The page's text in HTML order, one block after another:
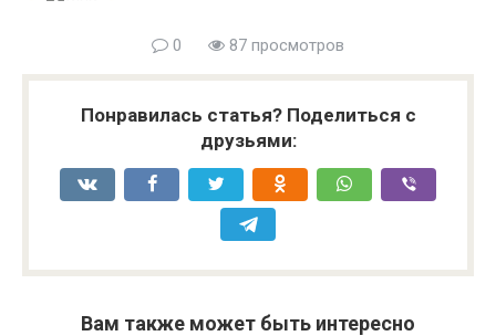
0 87 просмотров
Понравилась статья? Поделиться с
друзьями:
Вам также может быть интересно